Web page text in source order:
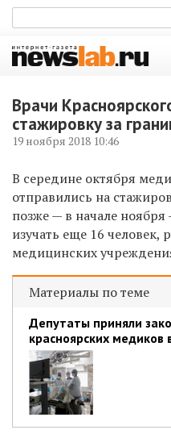
Врачи
стажировку за
19 ноября 2018 10:46
В середине октября
отправились на
позже — в начале
изучать еще 16
медицинских
Материалы по теме
Депутаты приняли
красноярских